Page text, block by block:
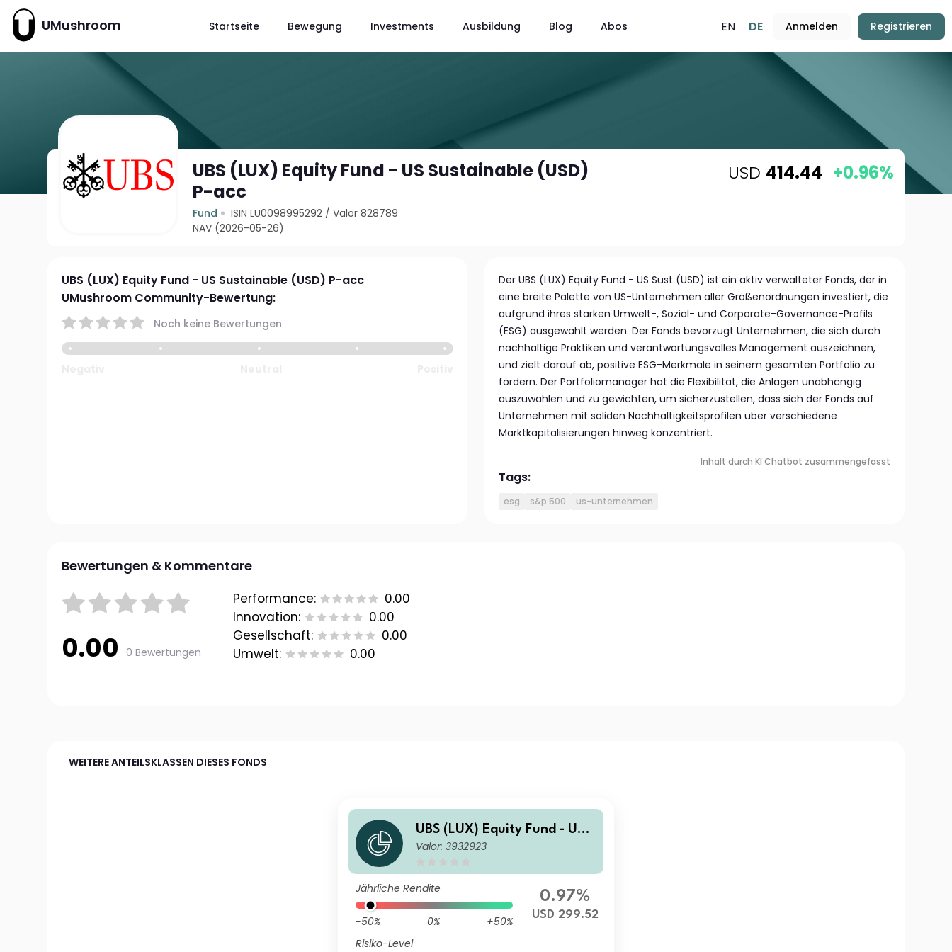
UMushroom Startseite Bewegung Investments Ausbildung Blog Abos EN DE Anmelden Registrieren
UBS (LUX) Equity Fund - US Sustainable (USD)
P-acc
Fund ISIN LU0098995292 /Valor 828789
NAV (2026-05-26)
USD 414.44 +0.96%
UBS (LUX) Equity Fund - US Sustainable (USD) P-acc
UMushroom Community-Bewertung:
Noch keine Bewertungen
Der UBS (LUX) Equity Fund - US Sust (USD) ist ein aktiv verwalteter Fonds, der in
eine breite Palette von US-Unternehmen aller Größenordnungen investiert, die
aufgrund ihres starken Umwelt-, Sozial- und Corporate-Governance-Profils
(ESG) ausgewählt werden. Der Fonds bevorzugt Unternehmen, die sich durch
nachhaltige Praktiken und verantwortungsvolles Management auszeichnen,
und zielt darauf ab, positive ESG-Merkmale in seinem gesamten Portfolio zu
fördern. Der Portfoliomanager hat die Flexibilität, die Anlagen unabhängig
auszuwählen und zu gewichten, um sicherzustellen, dass sich der Fonds auf
Unternehmen mit soliden Nachhaltigkeitsprofilen über verschiedene
Marktkapitalisierungen hinweg konzentriert.
Inhalt durch KI Chatbot zusammengefasst
Tags:
esg s&p 500 us-unternehmen
Bewertungen & Kommentare
0.00 0 Bewertungen
Performance:
0.00
Innovation:
0.00
Gesellschaft:
0.00
Umwelt:
0.00
WEITERE ANTEILSKLASSEN DIESES FONDS
UBS (LUX) Equity Fund - US S
ustainable (USD) Q-acc
Valor: 3932923
Jährliche Rendite
-50% 0%
+50%
Risiko-Level
0.97%
USD 299.52